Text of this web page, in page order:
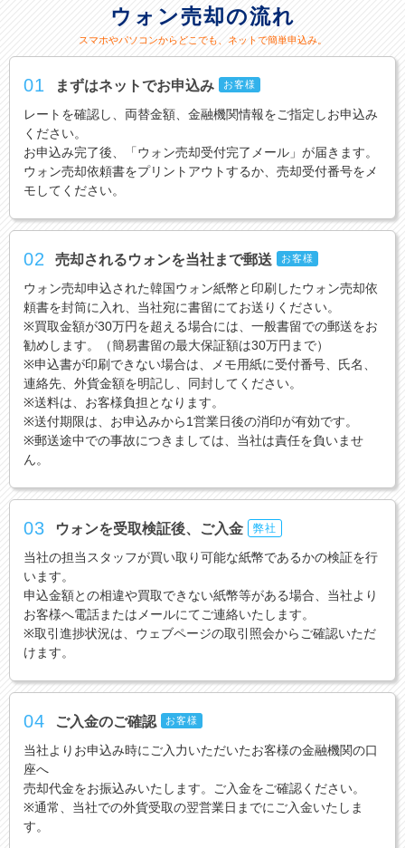
ウォン売却の流れ
スマホやパソコンからどこでも、ネットで簡単申込み。
01 まずはネットでお申込み お客様
レートを確認し、両替金額、金融機関情報をご指定しお申込み
ください。
お申込み完了後、「ウォン売却受付完了メール」が届きます。
ウォン売却依頼書をプリントアウトするか、売却受付番号をメ
モしてください。
02 売却されるウォンを当社まで郵送 お客様
ウォン売却申込された韓国ウォン紙幣と印刷したウォン売却依
頼書を封筒に入れ、当社宛に書留にてお送りください。
※買取金額が30万円を超える場合には、一般書留での郵送をお
勧めします。（簡易書留の最大保証額は30万円まで）
※申込書が印刷できない場合は、メモ用紙に受付番号、氏名、
連絡先、外貨金額を明記し、同封してください。
※送料は、お客様負担となります。
※送付期限は、お申込みから1営業日後の消印が有効です。
※郵送途中での事故につきましては、当社は責任を負いませ
ん。
03 ウォンを受取検証後、ご入金 弊社
当社の担当スタッフが買い取り可能な紙幣であるかの検証を行
います。
申込金額との相違や買取できない紙幣等がある場合、当社より
お客様へ電話またはメールにてご連絡いたします。
※取引進捗状況は、ウェブページの取引照会からご確認いただ
けます。
04 ご入金のご確認 お客様
当社よりお申込み時にご入力いただいたお客様の金融機関の口
座へ
売却代金をお振込みいたします。ご入金をご確認ください。
※通常、当社での外貨受取の翌営業日までにご入金いたしま
す。